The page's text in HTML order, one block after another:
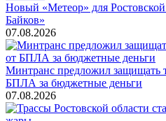
Новый «Метеор» для
Байков»
07.08.2026
Минтранс предложил защищать
БПЛА за бюджетные деньги
07.08.2026